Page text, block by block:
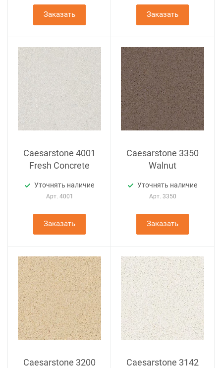
Заказать Заказать
Caesarstone 4001
Fresh Concrete
Уточнять наличие
Арт. 4001
Заказать
Caesarstone 3350
Walnut
Уточнять наличие
Арт. 3350
Заказать
Caesarstone 3200
Caesarstone 3142